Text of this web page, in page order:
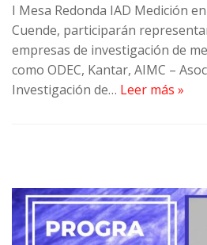
I Mesa Redonda IAD Medición
Cuende, participarán
empresas de investigación de
como ODEC, Kantar, AIMC –
Investigación de… Leer más »